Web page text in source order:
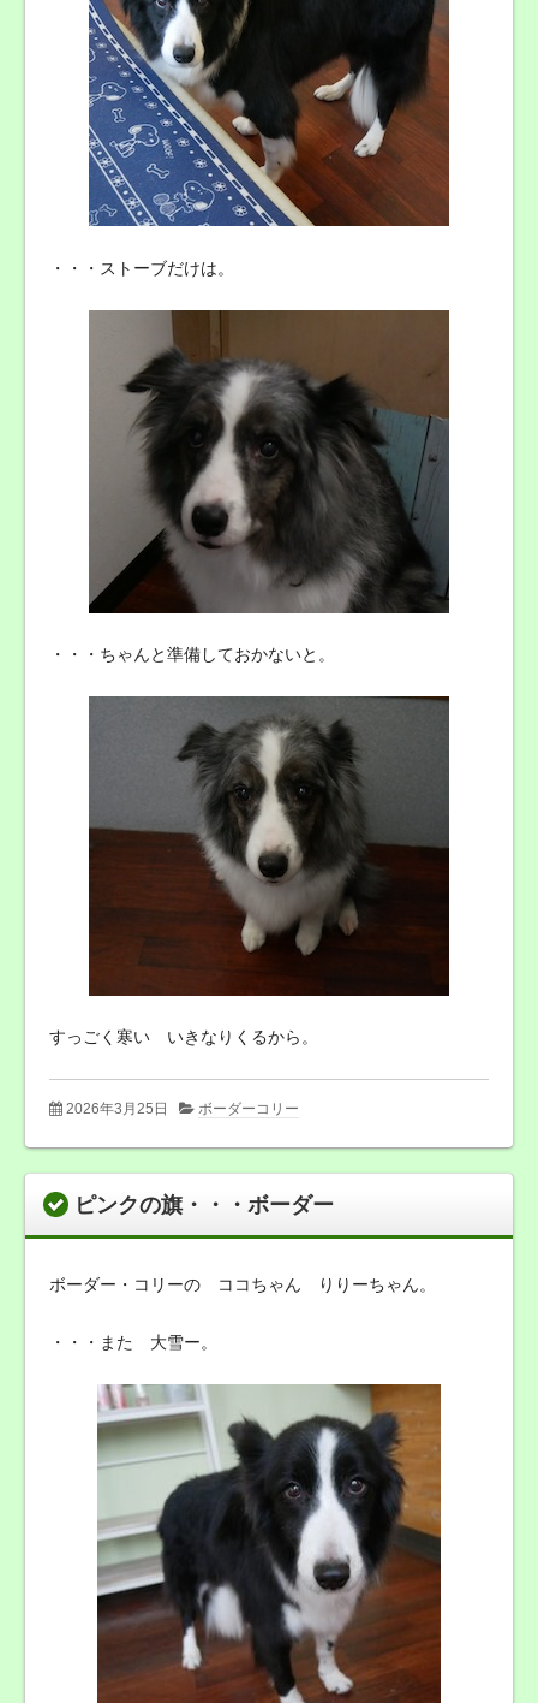
・・・ストーブだけは。
・・・ちゃんと準備しておかないと。
すっごく寒い いきなりくるから。
2026年3月25日 ボーダーコリー
ピンクの旗・・・ボーダー
ボーダー・コリーの ココちゃん りりーちゃん。
・・・また 大雪ー。